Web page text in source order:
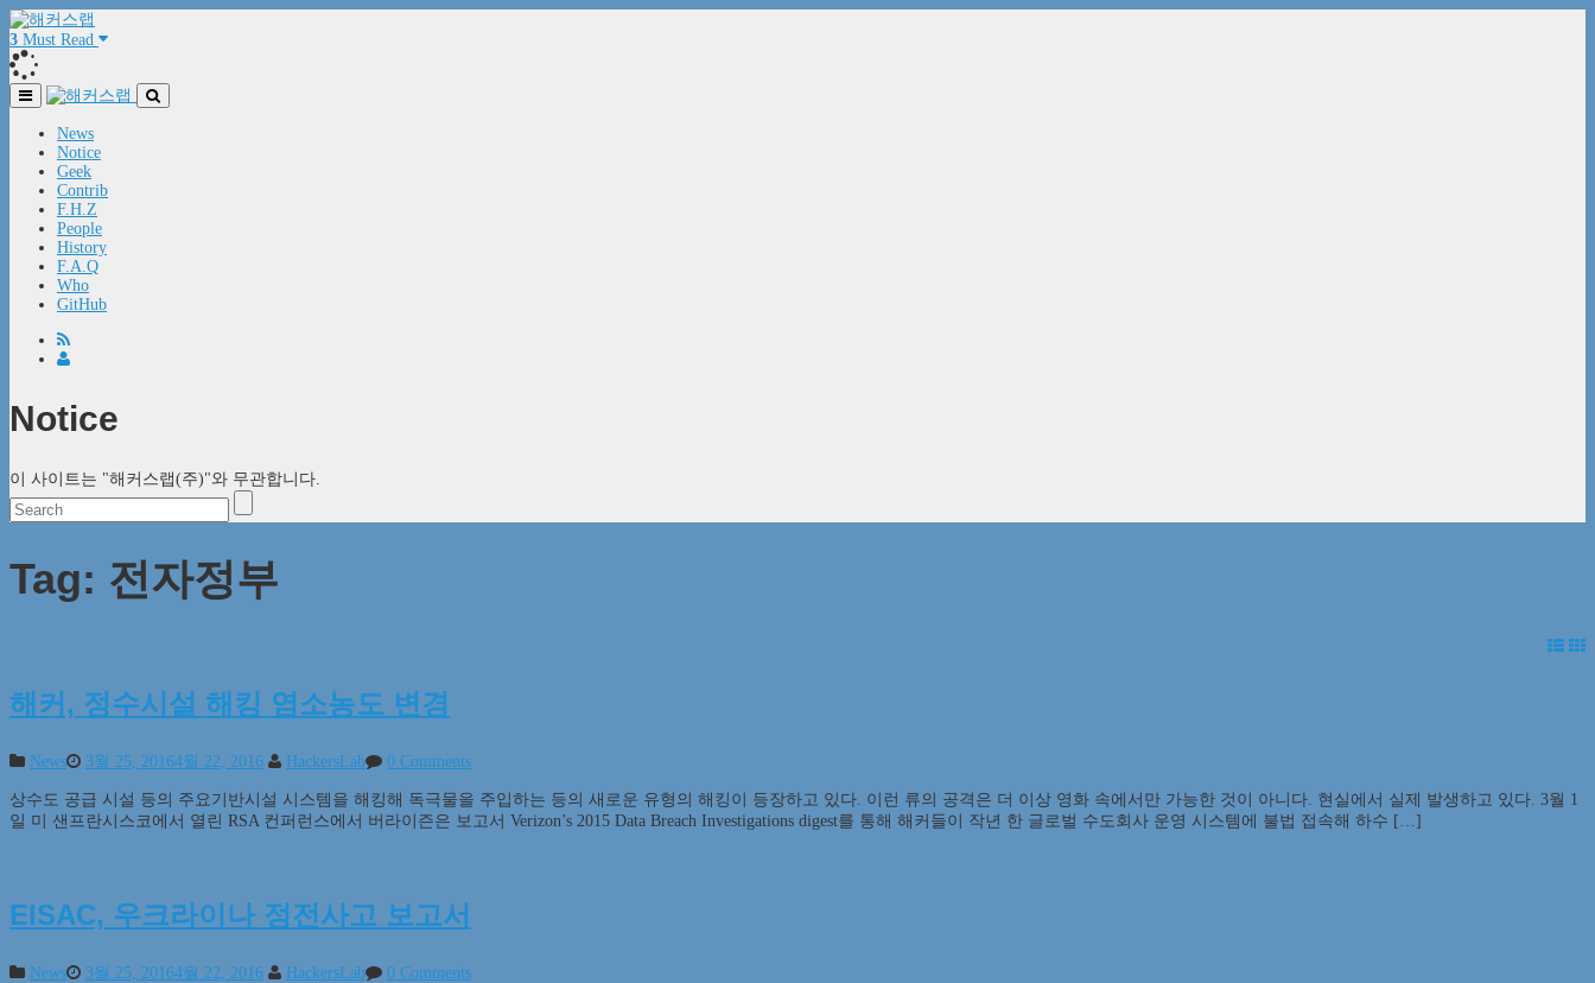
3 Must Read
News
Notice
Geek
Contrib
F.H.Z
People
History
F.A.Q
Who
GitHub
Notice
이 사이트는 "해커스랩(주)"와 무관합니다.
Tag: 전자정부
해커, 정수시설 해킹 염소농도 변경
News 3월 25, 20164월 22, 2016 HackersLab 0 Comments
상수도 공급 시설 등의 주요기반시설 시스템을 해킹해 독극물을 주입하는 등의 새로운 유형의 해킹이 등장하고 있다. 이런 류의 공격은 더 이상 영화 속에서만 가능한 것이 아니다. 현실에서 실제 발생하고 있다. 3월 1
일 미 샌프란시스코에서 열린 RSA 컨퍼런스에서 버라이즌은 보고서 Verizon’s 2015 Data Breach Investigations digest를 통해 해커들이 작년 한 글로벌 수도회사 운영 시스템에 불법 접속해 하수 […]
EISAC, 우크라이나 정전사고 보고서
News 3월 25, 20164월 22, 2016 HackersLab 0 Comments